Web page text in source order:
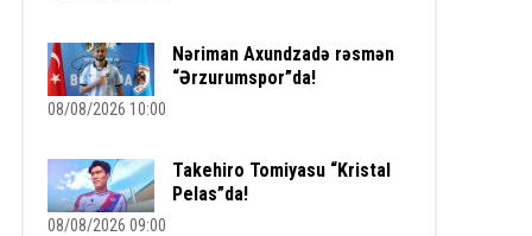
Nəriman Axundzadə rəsmən
“Ərzurumspor”da!
08/08/2026 10:00
Takehiro Tomiyasu “Kristal
Pelas”da!
08/08/2026 09:00